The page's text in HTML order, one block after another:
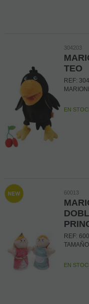
304203
TEO
REF:
EN
60013
REF:
EN